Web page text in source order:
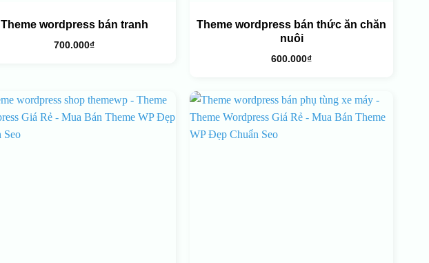
Theme wordpress bán tranh
700.000₫
Theme wordpress bán thức ăn chăn
nuôi
600.000₫